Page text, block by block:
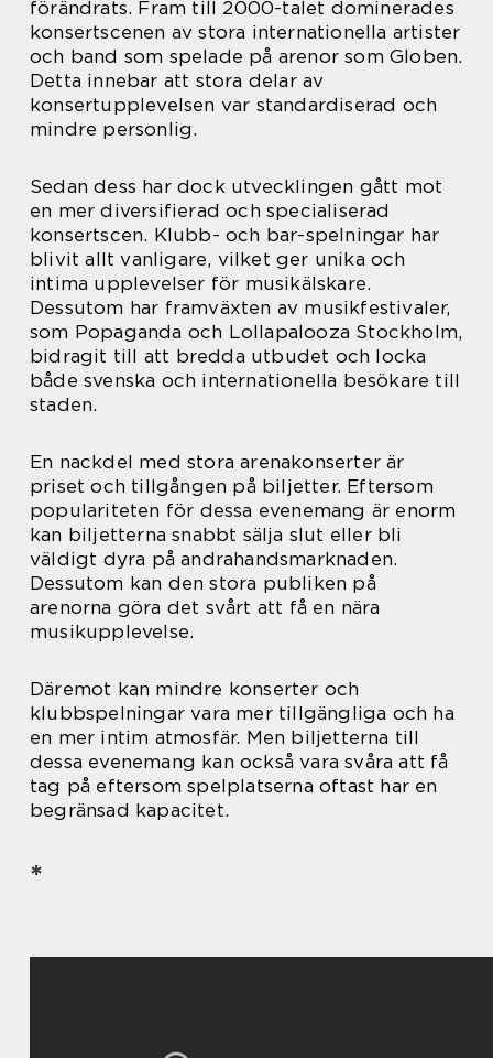
förändrats. Fram till 2000-talet dominerades
konsertscenen av stora internationella artister
och band som spelade på arenor som Globen.
Detta innebar att stora delar av
konsertupplevelsen var standardiserad och
mindre personlig.
Sedan dess har dock utvecklingen gått mot
en mer diversifierad och specialiserad
konsertscen. Klubb- och bar-spelningar har
blivit allt vanligare, vilket ger unika och
intima upplevelser för musikälskare.
Dessutom har framväxten av musikfestivaler,
som Popaganda och Lollapalooza Stockholm,
bidragit till att bredda utbudet och locka
både svenska och internationella besökare till
staden.
En nackdel med stora arenakonserter är
priset och tillgången på biljetter. Eftersom
populariteten för dessa evenemang är enorm
kan biljetterna snabbt sälja slut eller bli
väldigt dyra på andrahandsmarknaden.
Dessutom kan den stora publiken på
arenorna göra det svårt att få en nära
musikupplevelse.
Däremot kan mindre konserter och
klubbspelningar vara mer tillgängliga och ha
en mer intim atmosfär. Men biljetterna till
dessa evenemang kan också vara svåra att få
tag på eftersom spelplatserna oftast har en
begränsad kapacitet.
*